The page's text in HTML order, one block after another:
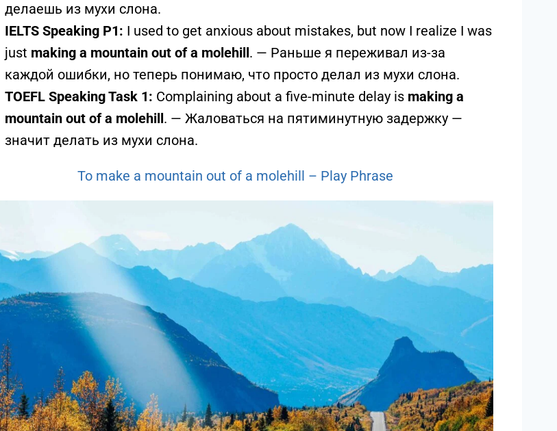
делаешь из мухи слона.
IELTS Speaking P1: I used to get anxious about mistakes, but now I realize I was
just making a mountain out of a molehill. — Раньше я переживал из-за
каждой ошибки, но теперь понимаю, что просто делал из мухи слона.
TOEFL Speaking Task 1: Complaining about a five-minute delay is making a
mountain out of a molehill. — Жаловаться на пятиминутную задержку —
значит делать из мухи слона.
To make a mountain out of a molehill – Play Phrase